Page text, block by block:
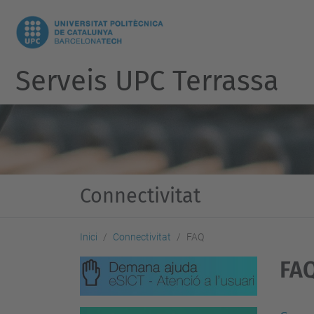
Serveis UPC Terrassa
Connectivitat
Inici Connectivitat FAQ